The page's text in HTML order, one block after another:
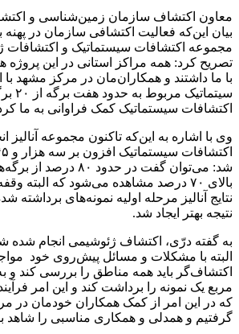
معاون اکتشاف سازمان زمین‌شناسی و
بیان این‌که فعالیت اکتشافی سازمان در
مجموعه اکتشافات سیستماتیک و اکتشافات
تصریح کرد: همه مراکز استانی در این پروژه
با ما داشتند و همکاران‌مان در مرکز مشهد با
اکتشافات سیستماتیک کمک فراوانی به ما
وی با اشاره به این‌که تاکنون مجموعه آنالیز
شد: می‌توان گفت در
بالای ۷۰ درصد مشاهده می‌شود که البته
نتایج آنالیز مرحله اولیه نمونه‌های
نتیجه بهتر ایجاد شد.
البته با مشکلات و مسائل پیش‌روی خود
اکتشاف‌گر باید همه مناطق را بررسی کند و
مربع یک نمونه را برداشت کند و این امر
که در این امر از کمک همکاران خودمان در
گرفتیم و همدلی و همکاری مناسبی را شاهد